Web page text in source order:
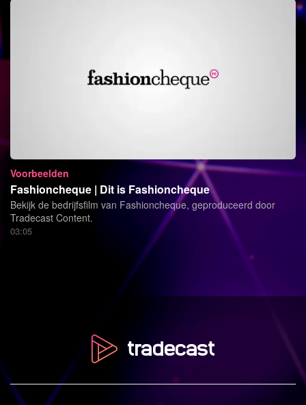
Voorbeelden
Fashioncheque | Dit is Fashioncheque
Bekijk de bedrijfsfilm van Fashioncheque, geproduceerd door
Tradecast Content.
03:05